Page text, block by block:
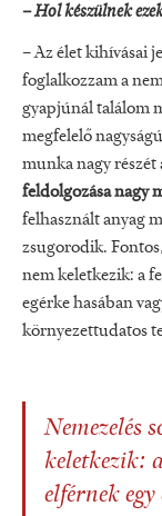
–Hol készülnek
– Az élet kihívásai
foglalkozzam a
gyapjúnál találom
megfelelő
munka nagy részét
feldolgozása nagy
felhasznált anyag
zsugorodik.
nem keletkezik: a
egérke hasában
környezettudatos
Nemezelés
keletkezik:
elférnek egy